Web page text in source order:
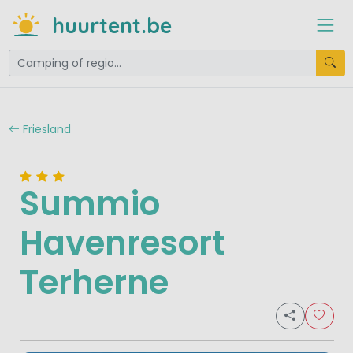
huurtent.be
Friesland
Summio
Havenresort
Terherne